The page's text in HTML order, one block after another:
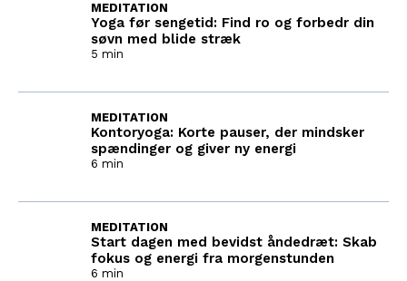
Yoga før sengetid: Find ro og forbedr din
søvn med blide stræk
MEDITATION
5 min
Kontoryoga: Korte pauser, der mindsker
spændinger og giver ny energi
MEDITATION
6 min
Start dagen med bevidst åndedræt: Skab
fokus og energi fra morgenstunden
MEDITATION
6 min